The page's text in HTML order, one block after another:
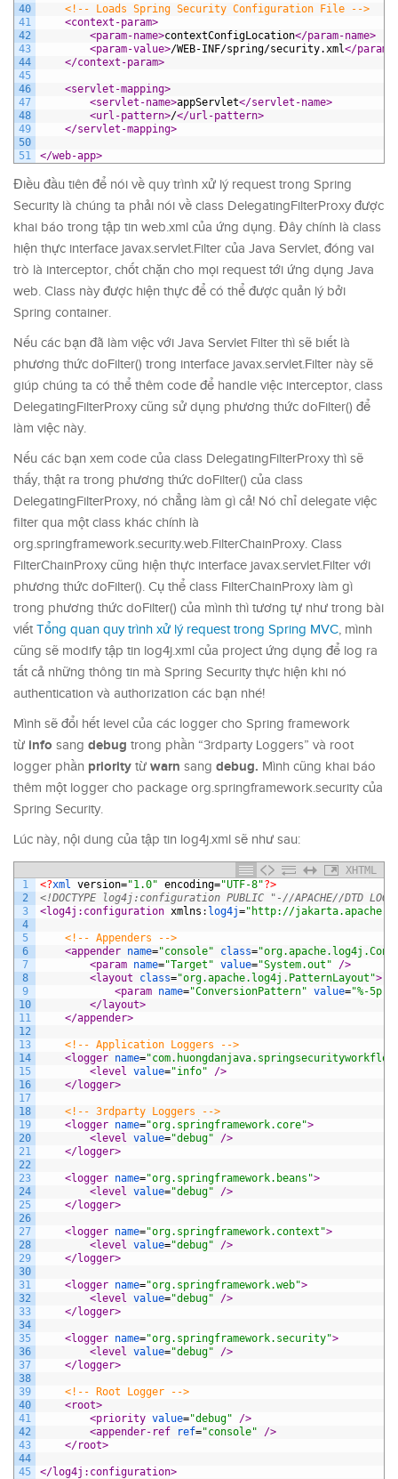
40
41
42
43
44
45
46
47
48
49
50
51
<!-- Loads Spring Security Configuration File -->
<context-param>
<param-name>contextConfigLocation</param-name>
<param-value>/WEB-INF/spring/security.xml</param-
</context-param>
<servlet-mapping>
<servlet-name>appServlet</servlet-name>
<url-pattern>/</url-pattern>
</servlet-mapping>
</web-app>
Điều đầu tiên để nói về quy trình xử lý request trong Spring
Security là chúng ta phải nói về class DelegatingFilterProxy được
khai báo trong tập tin web.xml của ứng dụng. Đây chính là class
hiện thực interface javax.servlet.Filter của Java Servlet, đóng vai
trò là interceptor, chốt chặn cho mọi request tới ứng dụng Java
web. Class này được hiện thực để có thể được quản lý bởi
Spring container.
Nếu các bạn đã làm việc với Java Servlet Filter thì sẽ biết là
phương thức doFilter() trong interface javax.servlet.Filter này sẽ
giúp chúng ta có thể thêm code để handle việc interceptor, class
DelegatingFilterProxy cũng sử dụng phương thức doFilter() để
làm việc này.
Nếu các bạn xem code của class DelegatingFilterProxy thì sẽ
thấy, thật ra trong phương thức doFilter() của class
DelegatingFilterProxy, nó chẳng làm gì cả! Nó chỉ delegate việc
filter qua một class khác chính là
org.springframework.security.web.FilterChainProxy. Class
FilterChainProxy cũng hiện thực interface javax.servlet.Filter với
phương thức doFilter(). Cụ thể class FilterChainProxy làm gì
trong phương thức doFilter() của mình thì tương tự như trong bài
viết Tổng quan quy trình xử lý request trong Spring MVC, mình
cũng sẽ modify tập tin log4j.xml của project ứng dụng để log ra
tất cả những thông tin mà Spring Security thực hiện khi nó
authentication và authorization các bạn nhé!
Mình sẽ đổi hết level của các logger cho Spring framework
từ info sang debug trong phần “3rdparty Loggers” và root
logger phần priority từ warn sang debug. Mình cũng khai báo
thêm một logger cho package org.springframework.security của
Spring Security.
Lúc này, nội dung của tập tin log4j.xml sẽ như sau:
XHTML
1
2
3
4
5
6
7
8
9
10
11
12
13
14
15
16
17
18
19
20
21
22
23
24
25
26
27
28
29
30
31
32
33
34
35
36
37
38
39
40
41
42
43
44
45
<?xml version="1.0" encoding="UTF-8"?>
<!DOCTYPE log4j:configuration PUBLIC "-//APACHE//DTD
<log4j:configuration xmlns : log4j="http://
<!-- Appenders -->
<appender name="console" class=
<param name="Target" value="System.out" />
<layout class="org.apache.log4j.PatternLayout">
<param name="ConversionPattern" value="%-5p:
</layout>
</appender>
<!-- Application Loggers -->
<logger name=
<level value="info" />
</logger>
<!-- 3rdparty Loggers -->
<logger name="org.springframework.core">
<level value="debug" />
</logger>
<logger name="org.springframework.beans">
<level value="debug" />
</logger>
<logger name="org.springframework.context">
<level value="debug" />
</logger>
<logger name="org.springframework.web">
<level value="debug" />
</logger>
<logger name="org.springframework.security">
<level value="debug" />
</logger>
<!-- Root Logger -->
<root>
<priority value="debug" />
<appender-ref
ref="console" />
</root>
</log4j:configuration>